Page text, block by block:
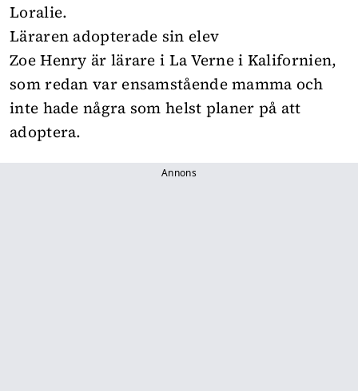
Loralie.
Läraren adopterade sin elev
Zoe Henry är lärare i La Verne i Kalifornien,
som redan var ensamstående mamma och
inte hade några som helst planer på att
adoptera.
Annons